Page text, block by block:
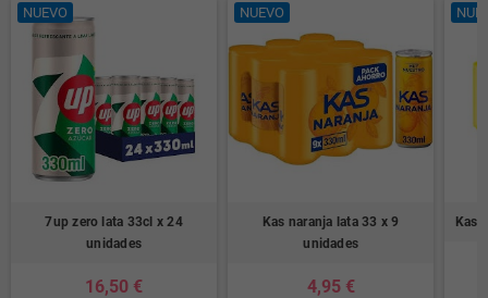
NUEVO
7up zero lata 33cl x 24
unidades
16,50 €
NUEVO
Kas naranja lata 33 x 9
unidades
4,95 €
Kas